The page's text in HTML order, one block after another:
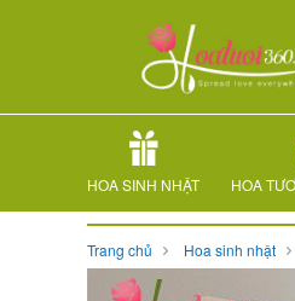
HOA SINH NHẬT HOA
Trang chủ Hoa sinh nhật